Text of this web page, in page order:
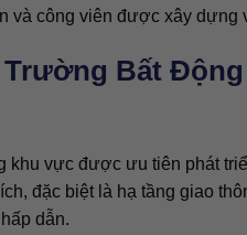
và công viên được xây dựng
Bất Động
vực được ưu tiên phát
đặc biệt là hạ tầng giao
dẫn.